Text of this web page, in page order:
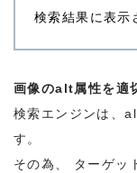
検索結果に表示
画像のalt属性を適
検索エンジンは、
す。
その為、 ターゲッ